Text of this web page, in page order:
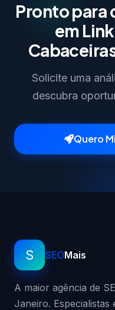
Pronto para
em
Solicite uma
descubra
Quero
S SEOMais
A maior agência de
Janeiro. Especialistas